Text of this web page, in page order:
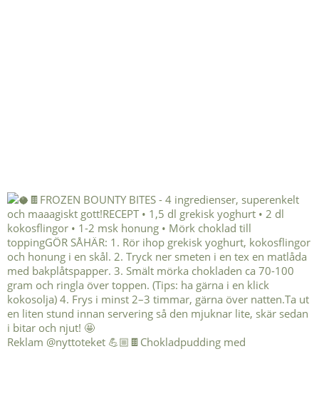
Reklam @nyttoteket 💪🏼🍫Chokladpudding med